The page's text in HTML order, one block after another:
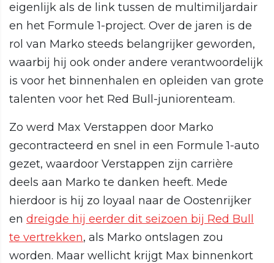
eigenlijk als de link tussen de multimiljardair
en het Formule 1-project. Over de jaren is de
rol van Marko steeds belangrijker geworden,
waarbij hij ook onder andere verantwoordelijk
is voor het binnenhalen en opleiden van grote
talenten voor het Red Bull-juniorenteam.
Zo werd Max Verstappen door Marko
gecontracteerd en snel in een Formule 1-auto
gezet, waardoor Verstappen zijn carrière
deels aan Marko te danken heeft. Mede
hierdoor is hij zo loyaal naar de Oostenrijker
en dreigde hij eerder dit seizoen bij Red Bull
te vertrekken, als Marko ontslagen zou
worden. Maar wellicht krijgt Max binnenkort